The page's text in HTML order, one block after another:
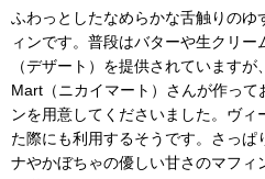
ふわっとしたなめらかな舌触りのゆ
ィンです。普段はバターや生クリ
（デザート）を提供されています
Mart（ニカイマート）さんが作って
ンを用意してくださいました。ヴ
た際にも利用するそうです。さっ
ナやかぼちゃの優しい甘さのマフ